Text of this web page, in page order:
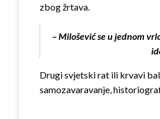
zbog žrtava.
– Milošević se u jednom
Drugi svjetski rat ili krvavi
samozavaravanje,